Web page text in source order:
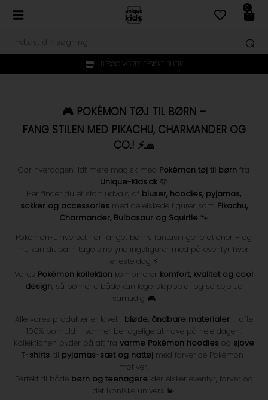
0
BESØG VORES FYSISKE BUTIK
🎮 POKÉMON TØJ TIL BØRN –
FANG STILEN MED PIKACHU, CHARMANDER OG
CO.! ⚡🧢
Gør hverdagen lidt mere magisk med Pokémon tøj til børn fra
Unique-Kids.dk🩵
Her finder du et stort udvalg af bluser, hoodies, pyjamas,
sokker og accessories med de elskede figurer som Pikachu,
Charmander, Bulbasaur og Squirtle 🐾
Pokémon-universet har fanget børns fantasi i generationer – og
nu kan dit barn tage sine yndlingsfigurer med på eventyr hver
eneste dag ⚡
Vores Pokémon kollektion kombinerer komfort, kvalitet og cool
design, så børnene både kan lege, slappe af og se seje ud
samtidig 🎮
Alle vores produkter er lavet i bløde, åndbare materialer– ofte
100% bomuld – som er behagelige at have på hele dagen.
Kollektionen byder på alt fra varme Pokémon hoodies og sjove
T-shirts, til pyjamas-sæt og nattøjmed farverige Pokémon-
motiver.
Perfekt til både børn og teenagere, der elsker eventyr, farver og
det ikoniske univers 💫